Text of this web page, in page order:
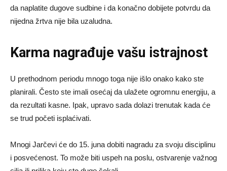
da naplatite dugove sudbine i da konačno dobijete potvrdu da
nijedna žrtva nije bila uzaludna.
Karma nagrađuje vašu istrajnost
U prethodnom periodu mnogo toga nije išlo onako kako ste
planirali. Često ste imali osećaj da ulažete ogromnu energiju, a
da rezultati kasne. Ipak, upravo sada dolazi trenutak kada će
se trud početi isplaćivati.
Mnogi Jarčevi će do 15. juna dobiti nagradu za svoju disciplinu
i posvećenost. To može biti uspeh na poslu, ostvarenje važnog